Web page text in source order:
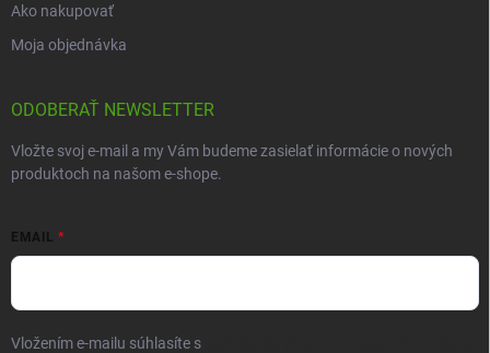
Ako nakupovať
Moja objednávka
ODOBERAŤ NEWSLETTER
Vložte svoj e-mail a my Vám budeme zasielať informácie o nových
produktoch na našom e-shope.
EMAIL
Vložením e-mailu súhlasíte s